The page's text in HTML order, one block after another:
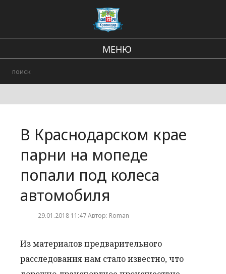
МЕНЮ
Городские события
В Краснодарском крае
парни на мопеде
попали под колеса
автомобиля
29.01.2018 11:47 Автор: Roman
Из материалов предварительного
расследования нам стало известно, что